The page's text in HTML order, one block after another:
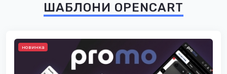
ШАБЛОНИ OPENCART
новинка